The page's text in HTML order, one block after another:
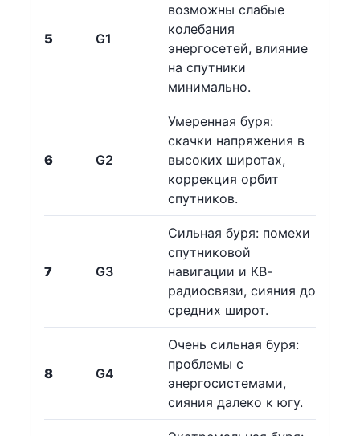
5 G1
возможны слабые
колебания
энергосетей, влияние
на спутники
минимально.
6 G2
Умеренная буря:
скачки напряжения в
высоких широтах,
коррекция орбит
спутников.
7 G3
Сильная буря: помехи
спутниковой
навигации и КВ-
радиосвязи, сияния до
средних широт.
8 G4
Очень сильная буря:
проблемы с
энергосистемами,
сияния далеко к югу.